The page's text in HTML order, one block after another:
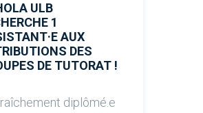
ULB
1
AUX
DES
DE TUTORAT !
diplômé.e